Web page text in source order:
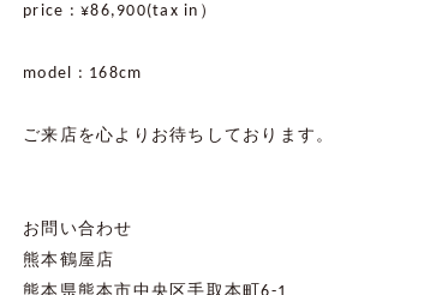
price : ¥86,900(tax in ）
model : 168cm
ご来店を心よりお待ちしております。
お問い合わせ
熊本鶴屋店